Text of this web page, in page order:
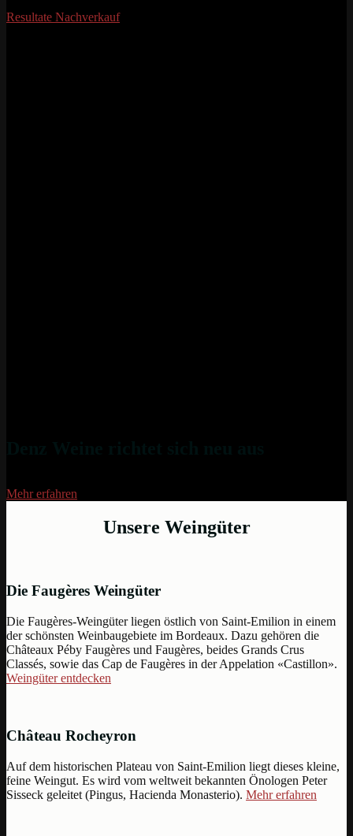
Resultate Nachverkauf
Mehr erfahren
Unsere Weingüter
Die Faugères Weingüter
Die Faugères-Weingüter liegen östlich von Saint-Emilion in einem
der schönsten Weinbaugebiete im Bordeaux. Dazu gehören die
Châteaux Péby Faugères und Faugères, beides Grands Crus
Classés, sowie das Cap de Faugères in der Appelation «Castillon».
Weingüter entdecken
Château Rocheyron
Auf dem historischen Plateau von Saint-Emilion liegt dieses kleine,
feine Weingut. Es wird vom weltweit bekannten Önologen Peter
Sisseck geleitet (Pingus, Hacienda Monasterio). Mehr erfahren